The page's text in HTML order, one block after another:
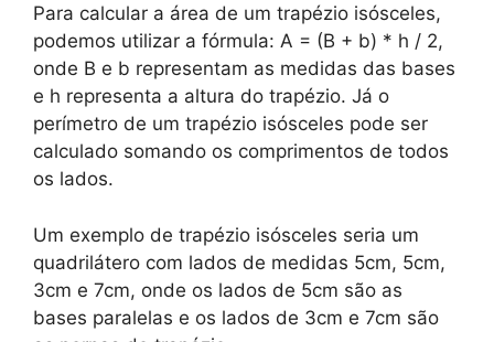
Para calcular a área de um trapézio isósceles,
podemos utilizar a fórmula: A = (B + b) * h / 2,
onde B e b representam as medidas das bases
e h representa a altura do trapézio. Já o
perímetro de um trapézio isósceles pode ser
calculado somando os comprimentos de todos
os lados.
Um exemplo de trapézio isósceles seria um
quadrilátero com lados de medidas 5cm, 5cm,
3cm e 7cm, onde os lados de 5cm são as
bases paralelas e os lados de 3cm e 7cm são